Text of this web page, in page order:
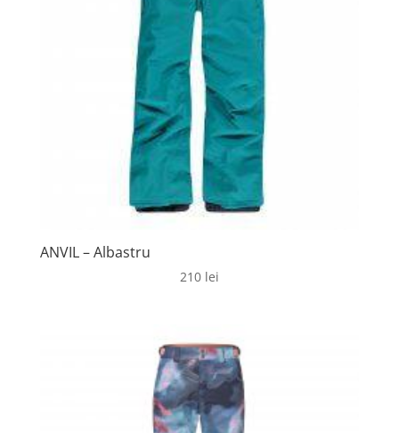
ANVIL – Albastru
210 lei